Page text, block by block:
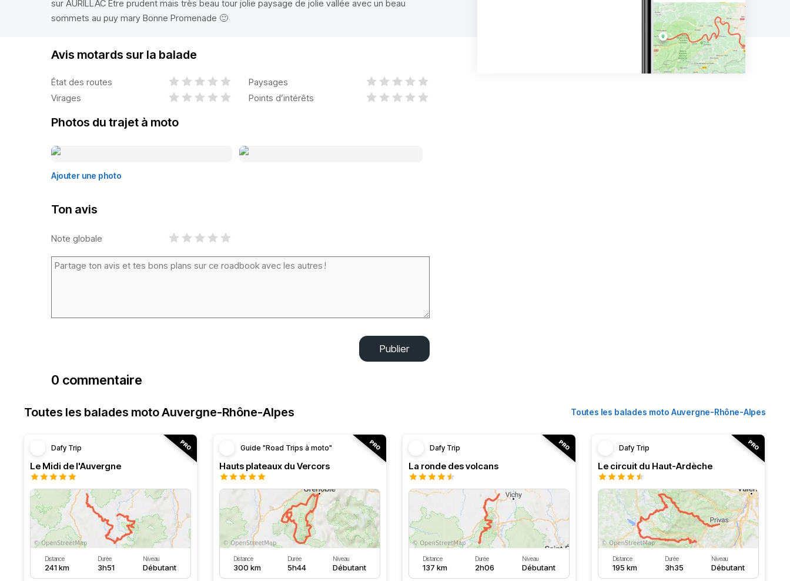
sur AURILLAC Être prudent mais très beau tour jolie paysage de jolie vallée avec un beau
sommets au puy mary Bonne Promenade 🙂
Avis motards sur la balade
État des routes
Paysages
Virages
Points d’intérêts
Photos du trajet à moto
Ajouter une photo
Ton avis
Note globale
Publier
0 commentaire
Toutes les balades moto Auvergne-Rhône-Alpes Toutes les balades moto Auvergne-Rhône-Alpes
Dafy Trip
Le Midi de l'Auvergne
Distance
241 km
Durée
3h51
Niveau
Débutant
Guide "Road Trips à moto"
Hauts plateaux du Vercors
Distance
300 km
Durée
5h44
Niveau
Débutant
Dafy Trip
La ronde des volcans
Distance
137 km
Durée
2h06
Niveau
Débutant
Dafy Trip
Le circuit du Haut-Ardèche
Distance
195 km
Durée
3h35
Niveau
Débutant